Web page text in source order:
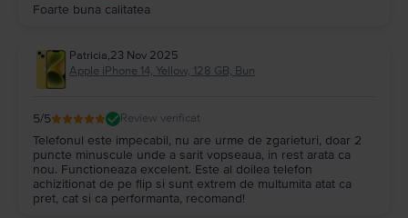
Foarte buna calitatea
Patricia,23 Nov 2025
Apple iPhone 14, Yellow, 128 GB, Bun
5/5 Review verificat
Telefonul este impecabil, nu are urme de zgarieturi, doar 2
puncte minuscule unde a sarit vopseaua, in rest arata ca
nou. Functioneaza excelent. Este al doilea telefon
achizitionat de pe flip si sunt extrem de multumita atat ca
pret, cat si ca performanta, recomand!